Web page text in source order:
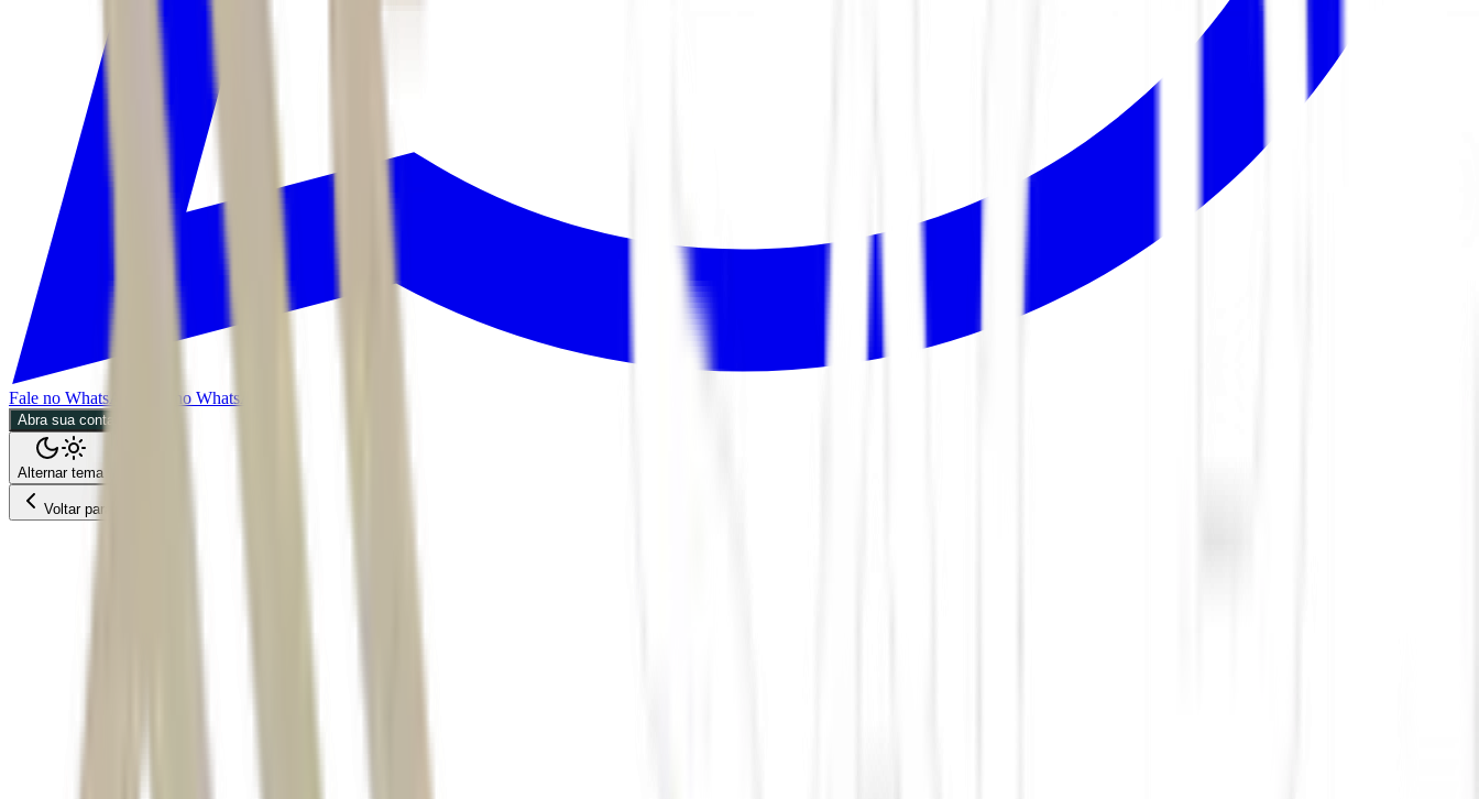
Fale no WhatsApp Fale no WhatsApp
Abra sua conta
Alternar tema
Voltar para o Feed